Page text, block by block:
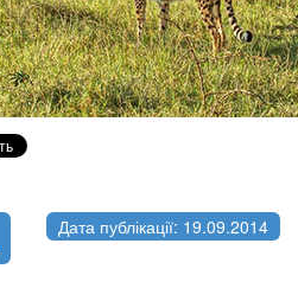
Дата публікації: 19.09.2014